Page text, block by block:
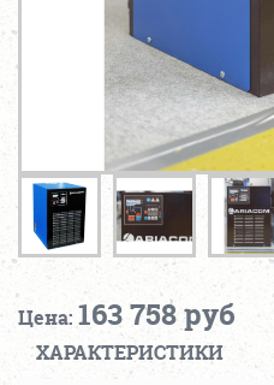
Цена: 163 758 руб
ХАРАКТЕРИСТИКИ